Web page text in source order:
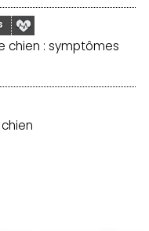
chien : symptômes